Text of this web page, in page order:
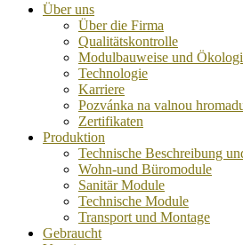
Über uns
Über die Firma
Qualitätskontrolle
Modulbauweise und
Technologie
Karriere
Pozvánka na valnou
Zertifikaten
Produktion
Technische Beschreibung
Wohn-und Büromodule
Sanitär Module
Technische Module
Transport und Montage
Gebraucht